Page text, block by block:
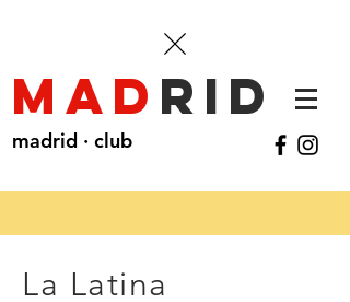
mad rid
madrid · club
La Latina